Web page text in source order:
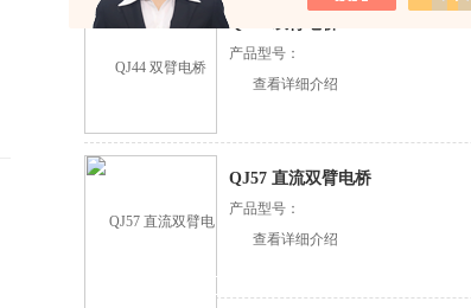
QJ44 双臂电桥
产品型号：
查看详细介绍
QJ57 直流双臂电桥
产品型号：
查看详细介绍